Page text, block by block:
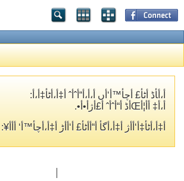
أ،أ‍أڈ أٹأ£ أچأ™أ‘أں أ،أ،أ“أˆأˆ أ‡أ،أٹأ‡أ،أ­:
أ،أ‡ أ­أ¦أŒأڈ أ“أˆأˆ أ£أژأ•أ•.
أ‡أ،أٹأ‡أ‘أ­أژ أ‡أ،أگأ­ أ“أ­أٹأ£ أ‘أ‌أڑ أ‡أ،أچأ™أ‘ أ‌أ­أ¥: